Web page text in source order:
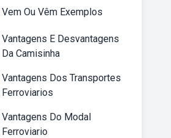
Vem Ou Vêm Exemplos
Vantagens E Desvantagens
Da Camisinha
Vantagens Dos Transportes
Ferroviarios
Vantagens Do Modal
Ferroviario